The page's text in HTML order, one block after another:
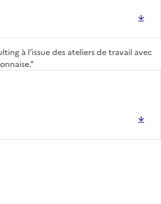
à l’issue des ateliers de travail avec